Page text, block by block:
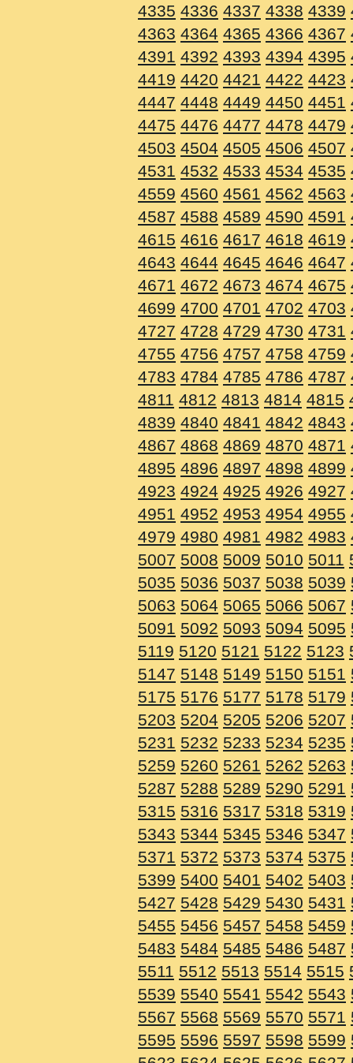
4335 4336 4337 4338 4339
4363 4364 4365 4366 4367
4391 4392 4393 4394 4395
4419 4420 4421 4422 4423
4447 4448 4449 4450 4451
4475 4476 4477 4478 4479
4503 4504 4505 4506 4507
4531 4532 4533 4534 4535
4559 4560 4561 4562 4563
4587 4588 4589 4590 4591
4615 4616 4617 4618 4619
4643 4644 4645 4646 4647
4671 4672 4673 4674 4675
4699 4700 4701 4702 4703
4727 4728 4729 4730 4731
4755 4756 4757 4758 4759
4783 4784 4785 4786 4787
4811 4812 4813 4814 4815
4839 4840 4841 4842 4843
4867 4868 4869 4870 4871
4895 4896 4897 4898 4899
4923 4924 4925 4926 4927
4951 4952 4953 4954 4955
4979 4980 4981 4982 4983
5007 5008 5009 5010 5011
5035 5036 5037 5038 5039
5063 5064 5065 5066 5067
5091 5092 5093 5094 5095
5119 5120 5121 5122 5123
5147 5148 5149 5150 5151
5175 5176 5177 5178 5179
5203 5204 5205 5206 5207
5231 5232 5233 5234 5235
5259 5260 5261 5262 5263
5287 5288 5289 5290 5291
5315 5316 5317 5318 5319
5343 5344 5345 5346 5347
5371 5372 5373 5374 5375
5399 5400 5401 5402 5403
5427 5428 5429 5430 5431
5455 5456 5457 5458 5459
5483 5484 5485 5486 5487
5511 5512 5513 5514 5515
5539 5540 5541 5542 5543
5567 5568 5569 5570 5571
5595 5596 5597 5598 5599